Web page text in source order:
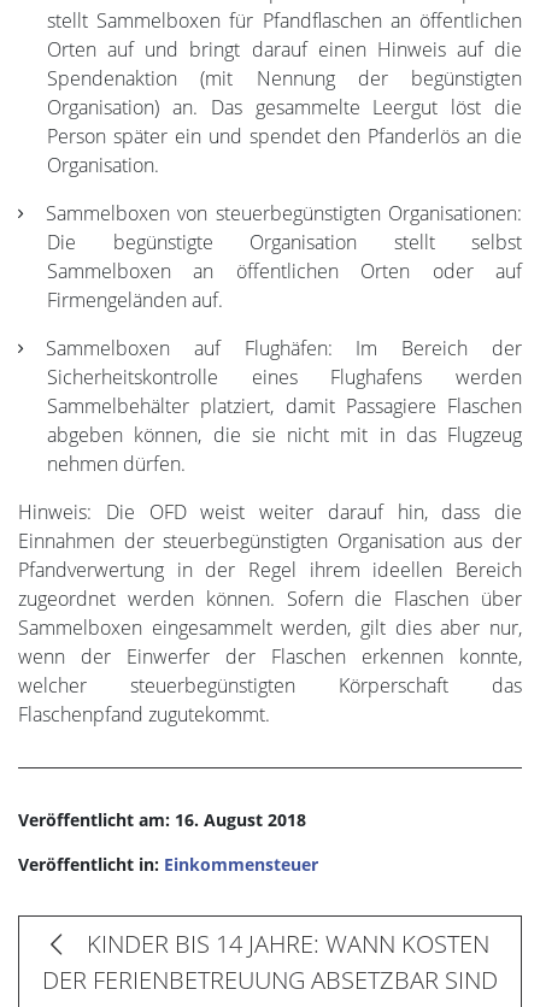
stellt Sammelboxen für Pfandflaschen an öffentlichen
Orten auf und bringt darauf einen Hinweis auf die
Spendenaktion (mit Nennung der begünstigten
Organisation) an. Das gesammelte Leergut löst die
Person später ein und spendet den Pfanderlös an die
Organisation.
Sammelboxen von steuerbegünstigten Organisationen:
Die begünstigte Organisation stellt selbst
Sammelboxen an öffentlichen Orten oder auf
Firmengeländen auf.
Sammelboxen auf Flughäfen: Im Bereich der
Sicherheitskontrolle eines Flughafens werden
Sammelbehälter platziert, damit Passagiere Flaschen
abgeben können, die sie nicht mit in das Flugzeug
nehmen dürfen.
Hinweis: Die OFD weist weiter darauf hin, dass die
Einnahmen der steuerbegünstigten Organisation aus der
Pfandverwertung in der Regel ihrem ideellen Bereich
zugeordnet werden können. Sofern die Flaschen über
Sammelboxen eingesammelt werden, gilt dies aber nur,
wenn der Einwerfer der Flaschen erkennen konnte,
welcher steuerbegünstigten Körperschaft das
Flaschenpfand zugutekommt.
Veröffentlicht am: 16. August 2018
Veröffentlicht in: Einkommensteuer
KINDER BIS 14 JAHRE: WANN KOSTEN
DER FERIENBETREUUNG ABSETZBAR SIND